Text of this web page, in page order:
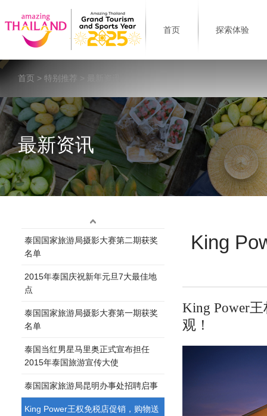
首页 探索体验
首页 > 特别推荐 > 最新资讯
最新资讯
泰国国家旅游局摄影大赛第二期获奖
名单
2015年泰国庆祝新年元旦7大最佳地
点
泰国国家旅游局摄影大赛第一期获奖
名单
泰国当红男星马里奥正式宣布担任
2015年泰国旅游宣传大使
泰国国家旅游局昆明办事处招聘启事
King Power王权免税店促销，购物送
King
King Power
观！